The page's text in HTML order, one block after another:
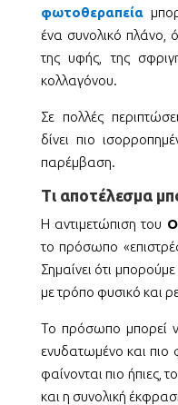
φωτοθεραπεία
ένα συνολικό πλάνο,
της υφής, της
κολλαγόνου.
Σε πολλές
δίνει πιο
παρέμβαση.
Τι αποτέλεσμα
Η αντιμετώπιση του
το πρόσωπο
Σημαίνει ότι
με τρόπο φυσικό και
Το πρόσωπο μπορεί
ενυδατωμένο και πιο
φαίνονται πιο ήπιες,
και η συνολική